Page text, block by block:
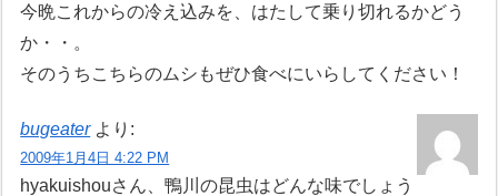
今晩これからの冷え込みを、はたして乗り切れるかどう
か・・。
そのうちこちらのムシもぜひ食べにいらしてください！
bugeater より:
2009年1月4日 4:22 PM
hyakuishouさん、鴨川の昆虫はどんな味でしょう